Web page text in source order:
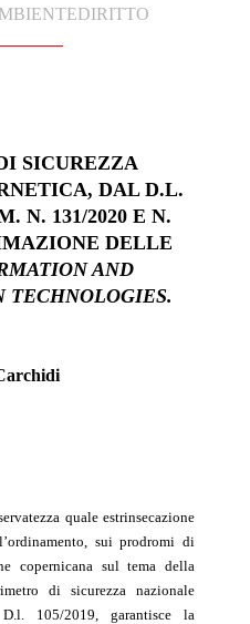
SICUREZZA
DAL D.L.
N. 131/2020 E N.
DELLE
AND
TECHNOLOGIES.
quale estrinsecazione
sui prodromi di
copernicana sul tema della
di sicurezza nazionale
105/2019, garantisce la